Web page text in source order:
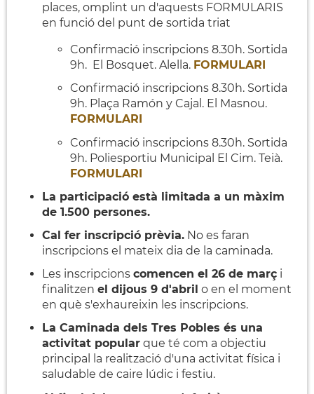
places, omplint un d'aquests FORMULARIS
en funció del punt de sortida triat
Confirmació inscripcions 8.30h. Sortida
9h. El Bosquet. Alella. FORMULARI
Confirmació inscripcions 8.30h. Sortida
9h. Plaça Ramón y Cajal. El Masnou.
FORMULARI
Confirmació inscripcions 8.30h. Sortida
9h. Poliesportiu Municipal El Cim. Teià.
FORMULARI
La participació està limitada a un màxim
de 1.500 persones.
Cal fer inscripció prèvia. No es faran
inscripcions el mateix dia de la caminada.
Les inscripcions comencen el 26 de març i
finalitzen el dijous 9 d'abril o en el moment
en què s'exhaureixin les inscripcions.
La Caminada dels Tres Pobles és una
activitat popular que té com a objectiu
principal la realització d'una activitat física i
saludable de caire lúdic i festiu.